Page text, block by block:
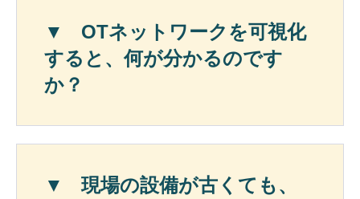
OTネットワークを可視化
すると、何が分かるのです
か？
現場の設備が古くても、